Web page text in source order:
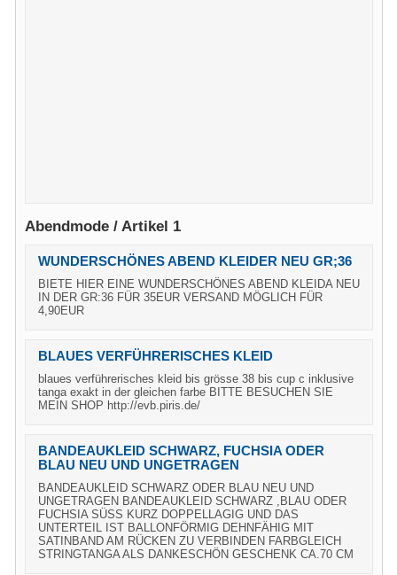
Abendmode / Artikel 1
WUNDERSCHÖNES ABEND KLEIDER NEU GR;36
BIETE HIER EINE WUNDERSCHÖNES ABEND KLEIDA NEU
IN DER GR:36 FÜR 35EUR VERSAND MÖGLICH FÜR
4,90EUR
BLAUES VERFÜHRERISCHES KLEID
blaues verführerisches kleid bis grösse 38 bis cup c inklusive
tanga exakt in der gleichen farbe BITTE BESUCHEN SIE
MEIN SHOP http://evb.piris.de/
BANDEAUKLEID SCHWARZ, FUCHSIA ODER
BLAU NEU UND UNGETRAGEN
BANDEAUKLEID SCHWARZ ODER BLAU NEU UND
UNGETRAGEN BANDEAUKLEID SCHWARZ ,BLAU ODER
FUCHSIA SÜSS KURZ DOPPELLAGIG UND DAS
UNTERTEIL IST BALLONFÖRMIG DEHNFÄHIG MIT
SATINBAND AM RÜCKEN ZU VERBINDEN FARBGLEICH
STRINGTANGA ALS DANKESCHÖN GESCHENK CA.70 CM